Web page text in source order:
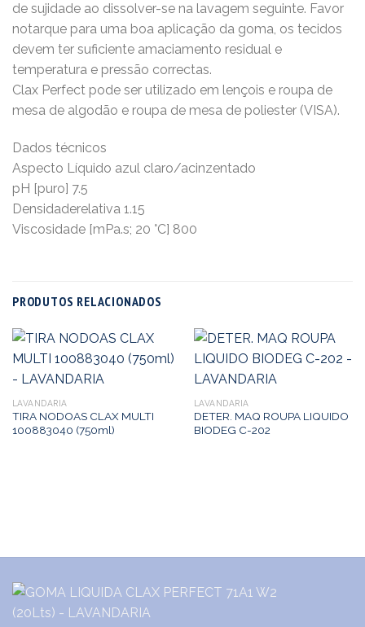
de sujidade ao dissolver-se na lavagem seguinte. Favor
notarque para uma boa aplicação da goma, os tecidos
devem ter suficiente amaciamento residual e
temperatura e pressão correctas.
Clax Perfect pode ser utilizado em lençois e roupa de
mesa de algodão e roupa de mesa de poliester (VISA).
Dados técnicos
Aspecto Líquido azul claro/acinzentado
pH [puro] 7.5
Densidaderelativa 1.15
Viscosidade [mPa.s; 20 °C] 800
PRODUTOS RELACIONADOS
LAVANDARIA
TIRA NODOAS CLAX MULTI
100883040 (750ml)
LAVANDARIA
DETER. MAQ ROUPA LIQUIDO
BIODEG C-202